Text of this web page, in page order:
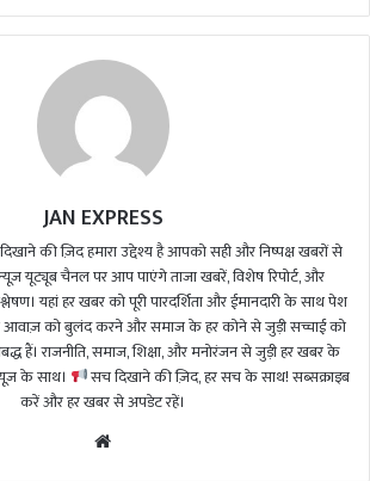
JAN EXPRESS
की ज़िद हमारा उद्देश्य है आपको सही और निष्पक्ष खबरों से
यूट्यूब चैनल पर आप पाएंगे ताजा खबरें, विशेष रिपोर्ट, और
यहां हर खबर को पूरी पारदर्शिता और ईमानदारी के साथ पेश
आवाज़ को बुलंद करने और समाज के हर कोने से जुड़ी सच्चाई को
हैं। राजनीति, समाज, शिक्षा, और मनोरंजन से जुड़ी हर खबर के
के साथ।
सच दिखाने की ज़िद, हर सच के साथ! सब्सक्राइब
करें और हर खबर से अपडेट रहें।